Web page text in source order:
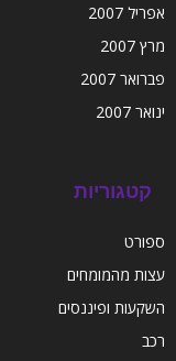
אפריל 2007
מרץ 2007
פברואר 2007
ינואר 2007
קטגוריות
ספורט
עצות מהמומחים
השקעות ופיננסים
רכב